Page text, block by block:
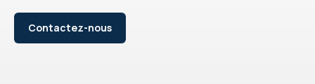
Contactez-nous